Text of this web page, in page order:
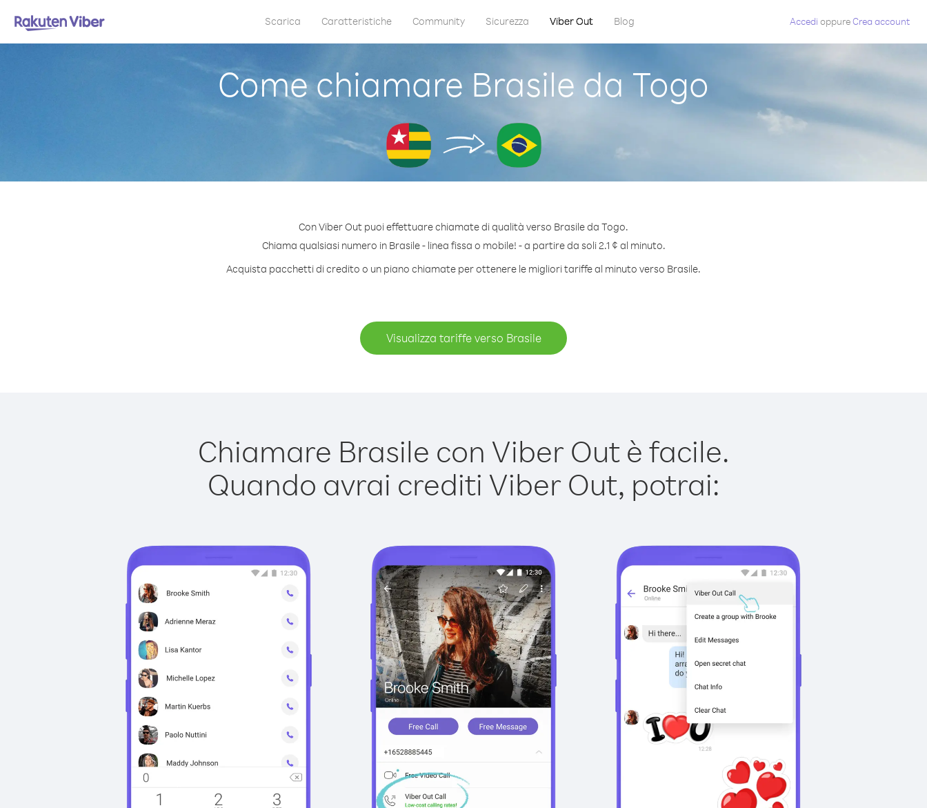
Scarica Caratteristiche Community Sicurezza Viber Out Blog Accedi oppureCrea account
Come chiamare Brasile da Togo
Con Viber Out puoi effettuare chiamate di qualità verso Brasile da Togo.
Chiama qualsiasi numero in Brasile - linea fissa o mobile! - a partire da soli 2.1 ¢ al minuto.
Acquista pacchetti di credito o un piano chiamate per ottenere le migliori tariffe al minuto verso Brasile.
Visualizza tariffe verso Brasile
Chiamare Brasile con Viber Out è facile.
Quando avrai crediti Viber Out, potrai: